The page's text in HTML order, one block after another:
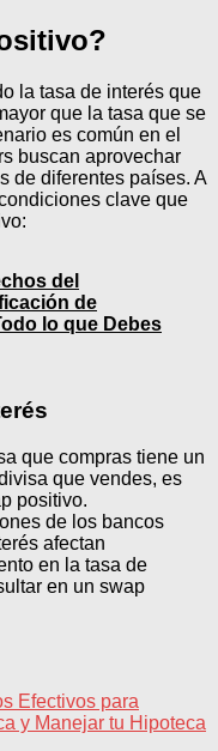
la tasa de interés que
que la tasa que se
es común en el
buscan aprovechar
de diferentes países. A
clave que
del
de
lo que Debes
que compras tiene un
que vendes, es
positivo.
de los bancos
afectan
en la tasa de
en un swap
Efectivos para
y Manejar tu Hipoteca